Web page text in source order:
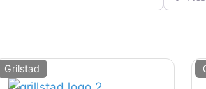
Grilstad